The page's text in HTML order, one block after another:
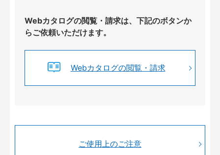
Webカタログの閲覧・請求は、下記のボタンか
らご依頼いただけます。
Webカタログの閲覧・請求
ご使用上のご注意